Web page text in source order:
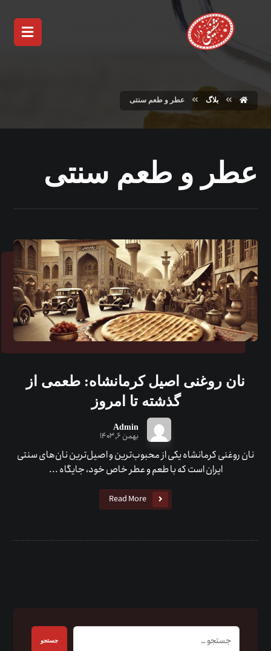
بلاگ عطر و طعم سنتی
عطر و طعم سنتی
نان روغنی اصیل کرمانشاه: طعمی از
گذشته تا امروز
Admin
بهمن ۶, ۱۴۰۳
نان روغنی کرمانشاه یکی از محبوب‌ترین و اصیل‌ترین نان‌های سنتی
ایران است که با طعم و عطر خاص خود، جایگاه ...
Read More
جستجو